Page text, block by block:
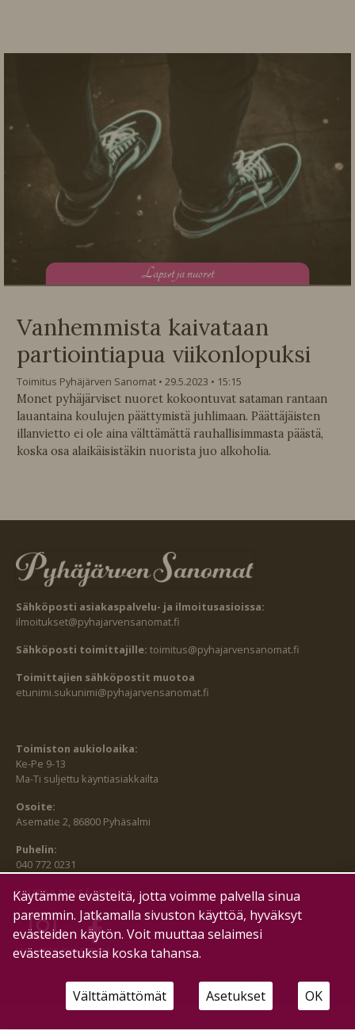
Lapset ja nuoret
Vanhemmista kaivataan
partiointiapua viikonlopuksi
Toimitus Pyhäjärven Sanomat 29.5.2023
15:15
Monet pyhäjärviset nuoret kokoontuvat sataman rantaan
lauantaina koulujen päättymistä juhlimaan. Päättäjäisten
illanvietto ei ole aina välttämättä rauhallisimmasta päästä,
koska osa alaikäisistäkin nuorista juo alkoholia.
Sähköposti asiakaspalvelu- ja ilmoitusasioissa:
ilmoitukset@pyhajarvensanomat.fi
Sähköposti toimittajille: toimitus@pyhajarvensanomat.fi
Toimittajien sähköpostit muotoa
etunimi.sukunimi@pyhajarvensanomat.fi
Toimiston aukioloaika:
Ke-Pe 9-13
Ma-Ti suljettu käyntiasiakkailta
Osoite:
Asematie 2, 86800 Pyhäsalmi
Puhelin:
040 772 0231
SEURAA MEITÄ MYÖS:
HALLITSE EVÄSTEITÄ
Käytämme evästeitä, jotta voimme palvella sinua
paremmin. Jatkamalla sivuston käyttöä, hyväksyt
evästeiden käytön. Voit muuttaa selaimesi
evästeasetuksia koska tahansa.
Välttämättömät Asetukset OK